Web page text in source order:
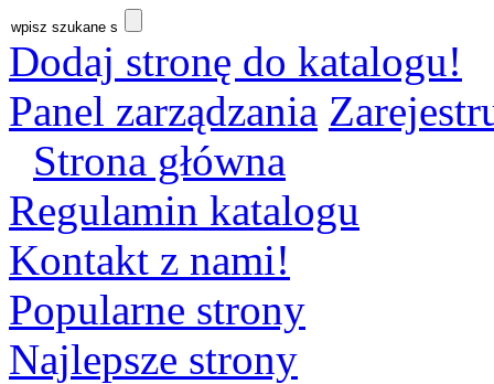
Dodaj stronę do katalogu!
Panel zarządzania
Strona główna
Regulamin katalogu
Kontakt z nami!
Popularne strony
Najlepsze strony